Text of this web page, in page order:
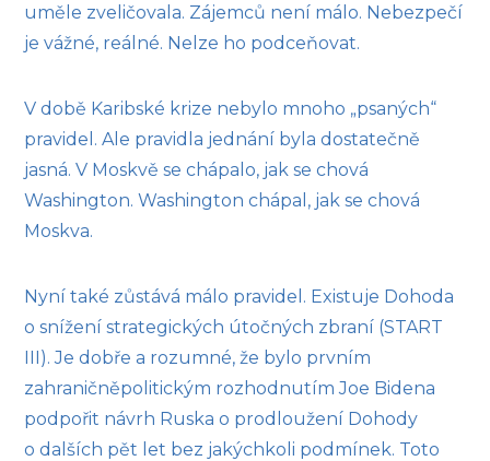
uměle zveličovala. Zájemců není málo. Nebezpečí
je vážné, reálné. Nelze ho podceňovat.
V době Karibské krize nebylo mnoho „psaných“
pravidel. Ale pravidla jednání byla dostatečně
jasná. V Moskvě se chápalo, jak se chová
Washington. Washington chápal, jak se chová
Moskva.
Nyní také zůstává málo pravidel. Existuje Dohoda
o snížení strategických útočných zbraní (START
III). Je dobře a rozumné, že bylo prvním
zahraničněpolitickým rozhodnutím Joe Bidena
podpořit návrh Ruska o prodloužení Dohody
o dalších pět let bez jakýchkoli podmínek. Toto